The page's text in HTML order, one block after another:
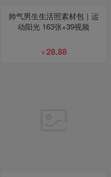
帅气男生生活照素材包｜运
动阳光 163张+39视频
￥28.88